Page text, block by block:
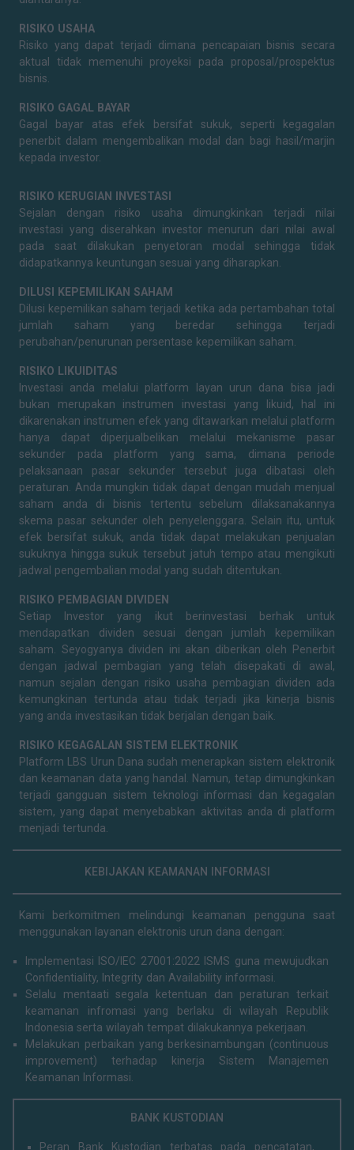
RISIKO USAHA
Risiko yang dapat terjadi dimana pencapaian bisnis secara
aktual tidak memenuhi proyeksi pada proposal/prospektus
bisnis.
RISIKO GAGAL BAYAR
Gagal bayar atas efek bersifat sukuk, seperti kegagalan
penerbit dalam mengembalikan modal dan bagi hasil/marjin
kepada investor.
RISIKO KERUGIAN INVESTASI
Sejalan dengan risiko usaha dimungkinkan terjadi nilai
investasi yang diserahkan investor menurun dari nilai awal
pada saat dilakukan penyetoran modal sehingga tidak
didapatkannya keuntungan sesuai yang diharapkan.
DILUSI KEPEMILIKAN SAHAM
Dilusi kepemilikan saham terjadi ketika ada pertambahan total
jumlah saham yang beredar sehingga terjadi
perubahan/penurunan persentase kepemilikan saham.
RISIKO LIKUIDITAS
Investasi anda melalui platform layan urun dana bisa jadi
bukan merupakan instrumen investasi yang likuid, hal ini
dikarenakan instrumen efek yang ditawarkan melalui platform
hanya dapat diperjualbelikan melalui mekanisme pasar
sekunder pada platform yang sama, dimana periode
pelaksanaan pasar sekunder tersebut juga dibatasi oleh
peraturan. Anda mungkin tidak dapat dengan mudah menjual
saham anda di bisnis tertentu sebelum dilaksanakannya
skema pasar sekunder oleh penyelenggara. Selain itu, untuk
efek bersifat sukuk, anda tidak dapat melakukan penjualan
sukuknya hingga sukuk tersebut jatuh tempo atau mengikuti
jadwal pengembalian modal yang sudah ditentukan.
RISIKO PEMBAGIAN DIVIDEN
Setiap Investor yang ikut berinvestasi berhak untuk
mendapatkan dividen sesuai dengan jumlah kepemilikan
saham. Seyogyanya dividen ini akan diberikan oleh Penerbit
dengan jadwal pembagian yang telah disepakati di awal,
namun sejalan dengan risiko usaha pembagian dividen ada
kemungkinan tertunda atau tidak terjadi jika kinerja bisnis
yang anda investasikan tidak berjalan dengan baik.
RISIKO KEGAGALAN SISTEM ELEKTRONIK
Platform LBS Urun Dana sudah menerapkan sistem elektronik
dan keamanan data yang handal. Namun, tetap dimungkinkan
terjadi gangguan sistem teknologi informasi dan kegagalan
sistem, yang dapat menyebabkan aktivitas anda di platform
menjadi tertunda.
KEBIJAKAN KEAMANAN INFORMASI
Kami berkomitmen melindungi keamanan pengguna saat
menggunakan layanan elektronis urun dana dengan:
Implementasi ISO/IEC 27001:2022 ISMS guna mewujudkan
Confidentiality, Integrity dan Availability informasi.
Selalu mentaati segala ketentuan dan peraturan terkait
keamanan infromasi yang berlaku di wilayah Republik
Indonesia serta wilayah tempat dilakukannya pekerjaan.
Melakukan perbaikan yang berkesinambungan (continuous
improvement) terhadap kinerja Sistem Manajemen
Keamanan Informasi.
BANK KUSTODIAN
Peran Bank Kustodian terbatas pada pencatatan,